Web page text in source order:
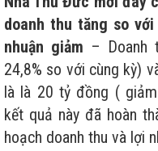
doanh thu tăng so
nhuận giảm – Doanh
24,8% so với cùng kỳ)
là là 20 tỷ đồng (
kết quả này đã hoàn
hoạch doanh thu và lợi